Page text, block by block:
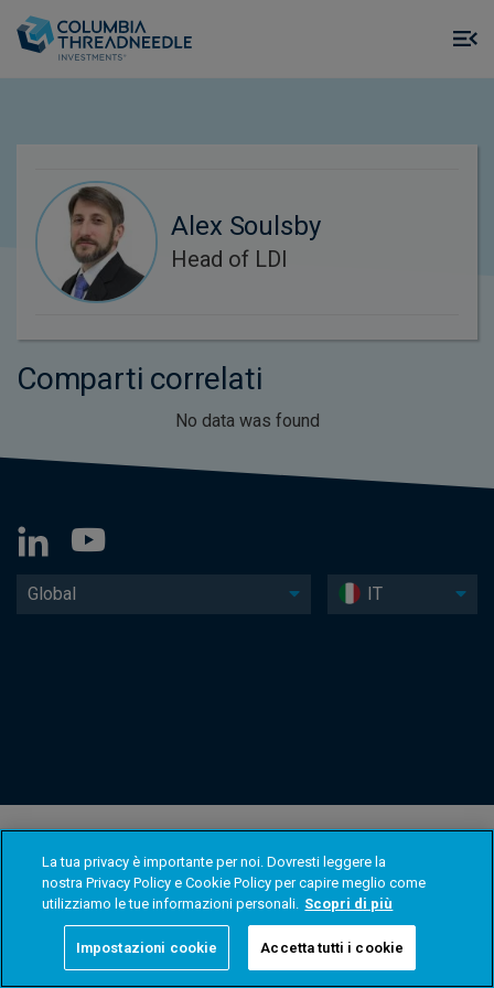
Alex Soulsby
Head of LDI
Comparti correlati
No data was found
Global IT
La tua privacy è importante per noi. Dovresti leggere la
nostra Privacy Policy e Cookie Policy per capire meglio come
utilizziamo le tue informazioni personali. Scopri di più
Impostazioni cookie Accetta tutti i cookie